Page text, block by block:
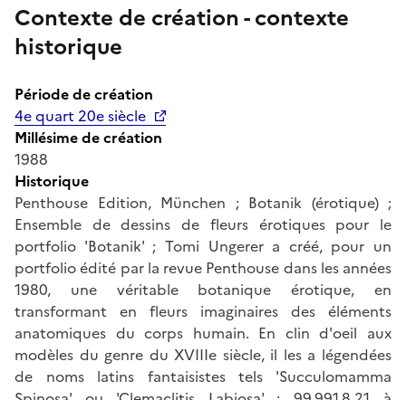
Contexte de création - contexte
historique
Période de création
4e quart 20e siècle
Millésime de création
1988
Historique
Penthouse Edition, München ; Botanik (érotique) ;
Ensemble de dessins de fleurs érotiques pour le
portfolio 'Botanik' ; Tomi Ungerer a créé, pour un
portfolio édité par la revue Penthouse dans les années
1980, une véritable botanique érotique, en
transformant en fleurs imaginaires des éléments
anatomiques du corps humain. En clin d'oeil aux
modèles du genre du XVIIIe siècle, il les a légendées
de noms latins fantaisistes tels 'Succulomamma